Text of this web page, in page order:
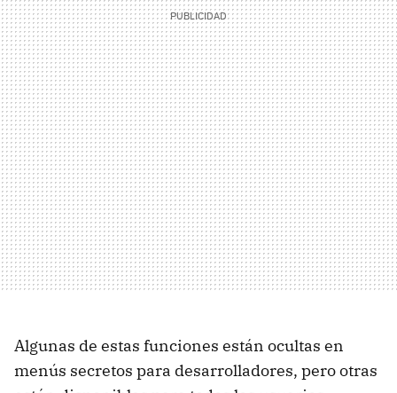
Algunas de estas funciones están ocultas en
menús secretos para desarrolladores, pero otras